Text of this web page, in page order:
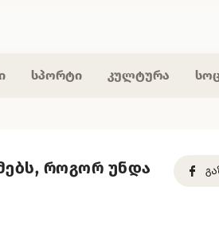
სპორტი კულტურა
როგორ უნდა